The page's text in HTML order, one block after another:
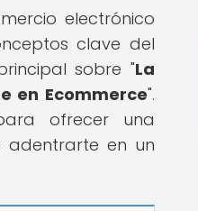
electrónico
clave del
sobre "La
en Ecommerce".
ofrecer una
adentrarte en un